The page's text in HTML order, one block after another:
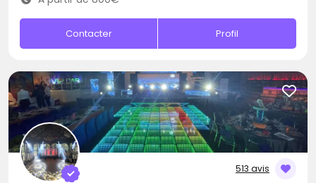
Contacter Profil
513 avis